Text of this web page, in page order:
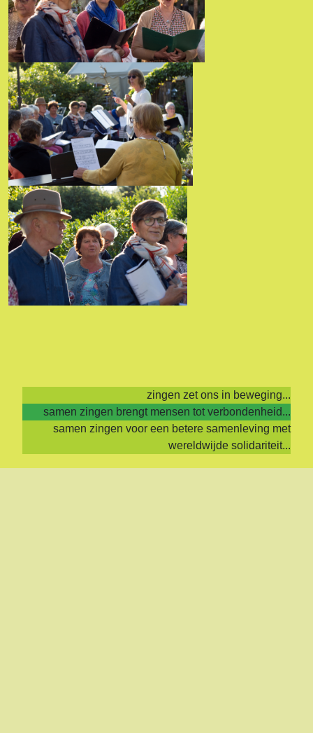
zingen zet ons in beweging...
samen zingen brengt mensen tot verbondenheid...
samen zingen voor een betere samenleving met
wereldwijde solidariteit...